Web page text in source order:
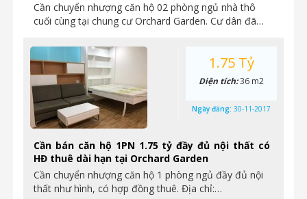
Cần chuyển nhượng căn hộ 02 phòng ngủ nhà thô
cuối cùng tại chung cư Orchard Garden. Cư dân đã…
Cần bán căn hộ 1PN 1.75 tỷ đầy đủ nội thất có
HĐ thuê dài hạn tại Orchard Garden
Cần chuyển nhượng căn hộ 1 phòng ngủ đầy đủ nội
thất như hình, có hợp đồng thuê. Địa chỉ:…
1.75 Tỷ
Diện tích:36 m2
Ngày đăng: 30-11-2017